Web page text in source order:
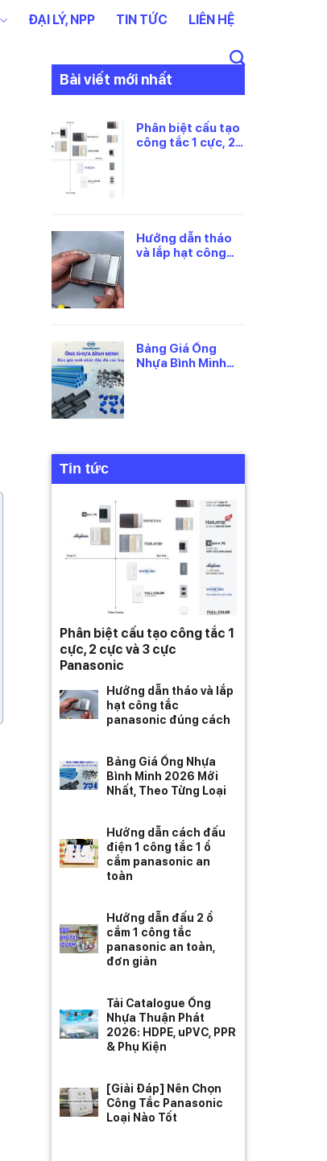
ĐẠI LÝ, NPP TIN TỨC LIÊN HỆ
Bài viết mới nhất
Phân biệt cấu tạo
công tắc 1 cực, 2
Hướng dẫn tháo
và lắp hạt công
Bảng Giá Ống
Nhựa Bình Minh
Tin tức
Phân biệt cấu tạo công tắc 1
cực, 2 cực và 3 cực
Panasonic
Hướng dẫn tháo và lắp
hạt công tắc
panasonic đúng cách
Bảng Giá Ống Nhựa
Bình Minh 2026 Mới
Nhất, Theo Từng Loại
Hướng dẫn cách đấu
điện 1 công tắc 1 ổ
cắm panasonic an
toàn
Hướng dẫn đấu 2 ổ
cắm 1 công tắc
panasonic an toàn,
đơn giản
Tải Catalogue Ống
Nhựa Thuận Phát
2026: HDPE, uPVC, PPR
& Phụ Kiện
[Giải Đáp] Nên Chọn
Công Tắc Panasonic
Loại Nào Tốt